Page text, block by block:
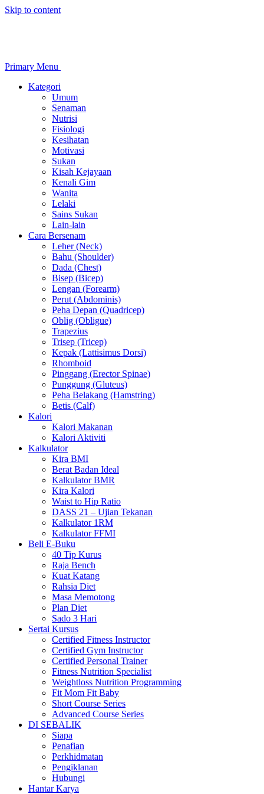
Skip to content
Primary Menu
Kategori
Umum
Senaman
Nutrisi
Fisiologi
Kesihatan
Motivasi
Sukan
Kisah Kejayaan
Kenali Gim
Wanita
Lelaki
Sains Sukan
Lain-lain
Cara Bersenam
Leher (Neck)
Bahu (Shoulder)
Dada (Chest)
Bisep (Bicep)
Lengan (Forearm)
Perut (Abdominis)
Peha Depan (Quadricep)
Oblig (Obligue)
Trapezius
Trisep (Tricep)
Kepak (Lattisimus Dorsi)
Rhomboid
Pinggang (Erector Spinae)
Punggung (Gluteus)
Peha Belakang (Hamstring)
Betis (Calf)
Kalori
Kalori Makanan
Kalori Aktiviti
Kalkulator
Kira BMI
Berat Badan Ideal
Kalkulator BMR
Kira Kalori
Waist to Hip Ratio
DASS 21 – Ujian Tekanan
Kalkulator 1RM
Kalkulator FFMI
Beli E-Buku
40 Tip Kurus
Raja Bench
Kuat Katang
Rahsia Diet
Masa Memotong
Plan Diet
Sado 3 Hari
Sertai Kursus
Certified Fitness Instructor
Certified Gym Instructor
Certified Personal Trainer
Fitness Nutrition Specialist
Weightloss Nutrition Programming
Fit Mom Fit Baby
Short Course Series
Advanced Course Series
DI SEBALIK
Siapa
Penafian
Perkhidmatan
Pengiklanan
Hubungi
Hantar Karya